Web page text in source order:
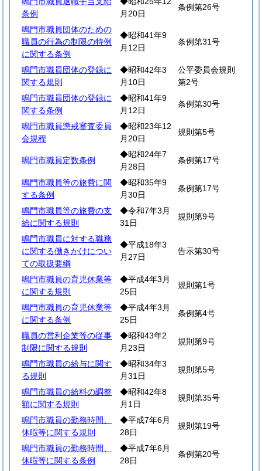
条例
月20日
条例第26号
鳴門市職員団体のための
職員の行為の制限の特例
に関する条例
◆昭和41年9
月12日
条例第31号
鳴門市職員団体の登録に
関する規則
◆昭和42年3
月10日
公平委員会規則
第2号
鳴門市職員団体の登録に
関する条例
◆昭和41年9
月12日
条例第30号
鳴門市職員懲戒審査委員
会規程
◆昭和23年12
月20日
規則第5号
鳴門市職員定数条例
◆昭和24年7
月28日
条例第17号
鳴門市職員等の旅費に関
する条例
◆昭和35年9
月30日
条例第17号
鳴門市職員等の旅費の支
給に関する規則
◆令和7年3月
31日
規則第9号
鳴門市職員に対する職務
に関する働きかけについ
ての取扱要綱
◆平成18年3
月27日
告示第30号
鳴門市職員の育児休業等
に関する規則
◆平成4年3月
25日
規則第1号
鳴門市職員の育児休業等
に関する条例
◆平成4年3月
25日
条例第4号
職員の営利企業等の従事
制限に関する規則
◆昭和43年2
月23日
規則第9号
鳴門市職員の給与に関す
る規則
◆昭和34年3
月31日
規則第5号
鳴門市職員の給料の調整
額に関する規則
◆昭和42年8
月1日
規則第35号
鳴門市職員の勤務時間、
休暇等に関する規則
◆平成7年6月
28日
規則第19号
鳴門市職員の勤務時間、
休暇等に関する条例
◆平成7年6月
28日
条例第20号